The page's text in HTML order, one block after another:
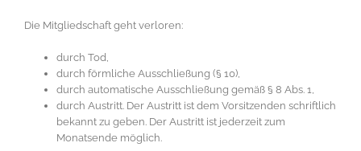
Die Mitgliedschaft geht verloren:
durch Tod,
durch förmliche Ausschließung (§ 10),
durch automatische Ausschließung gemäß § 8 Abs. 1,
durch Austritt. Der Austritt ist dem Vorsitzenden schriftlich
bekannt zu geben. Der Austritt ist jederzeit zum
Monatsende möglich.